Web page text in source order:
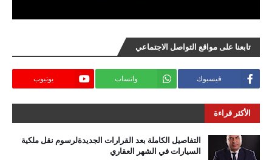
تابعنا على مواقع التواصل الاجتماعي
فيسبوك واتساب يوتيوب
الأكثر قراءة
التفاصيل الكاملة بعد القرارات الجديدةلرسوم نقل ملكية
السيارات في الشهر العقاري